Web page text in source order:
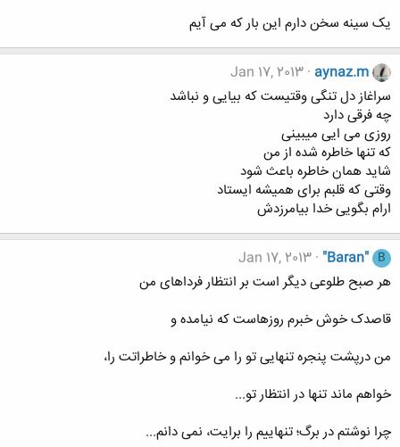
یک سینه سخن دارم این بار که می آیم
aynaz.m
Jan 17, 2013
سراغاز دل تنگی وقتیست که بیایی و نباشد
چه فرقی دارد
روزی می ایی میبینی
که تنها خاطره شده از من
شاید همان خاطره باعث شود
وقتی که قلبم برای همیشه ایستاد
ارام بگویی خدا بیامرزدش
B
"Baran"
Jan 17, 2013
هر صبح طلوعی دیگر است بر انتظار فرداهای من
قاصدک خوش خبرم روزهاست که نیامده و
من درپشت پنجره تنهایی تو را می خوانم و خاطراتت را،
خواهم ماند تنها در انتظار تو...
چرا نوشتم در برگ؛ تنهاییم را برایت، نمی دانم...